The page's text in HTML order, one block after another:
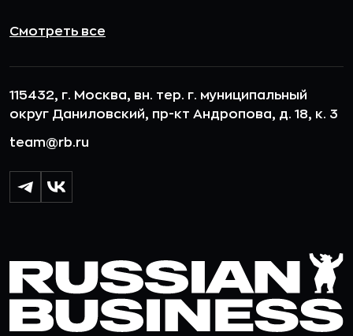
Смотреть все
115432, г. Москва, вн. тер. г. муниципальный
округ Даниловский, пр-кт Андропова, д. 18, к. 3
team@rb.ru